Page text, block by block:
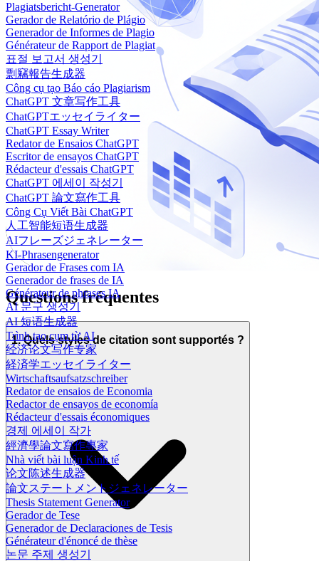
Plagiatsbericht-Generator
Gerador de Relatório de Plágio
Generador de Informes de Plagio
Générateur de Rapport de Plagiat
표절 보고서 생성기
剽竊報告生成器
Công cụ tạo Báo cáo Plagiarism
ChatGPT 文章写作工具
ChatGPTエッセイライター
ChatGPT Essay Writer
Redator de Ensaios ChatGPT
Escritor de ensayos ChatGPT
Rédacteur d'essais ChatGPT
ChatGPT 에세이 작성기
ChatGPT 論文寫作工具
Công Cụ Viết Bài ChatGPT
人工智能短语生成器
AIフレーズジェネレーター
KI-Phrasengenerator
Gerador de Frases com IA
Generador de frases de IA
Générateur de phrases IA
AI 문구 생성기
AI 短语生成器
Trình tạo cụm từ AI
经济论文写作专家
経済学エッセイライター
Wirtschaftsaufsatzschreiber
Redator de ensaios de Economia
Redactor de ensayos de economía
Rédacteur d'essais économiques
경제 에세이 작가
經濟學論文寫作專家
Nhà viết bài luận Kinh tế
论文陈述生成器
論文ステートメントジェネレーター
Thesis Statement Generator
Gerador de Tese
Generador de Declaraciones de Tesis
Générateur d'énoncé de thèse
논문 주제 생성기
Questions fréquentes
1. Quels styles de citation sont supportés ?